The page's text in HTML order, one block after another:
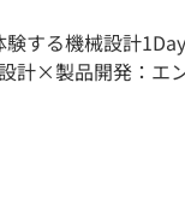
する機械設計
計×製品開発：エ